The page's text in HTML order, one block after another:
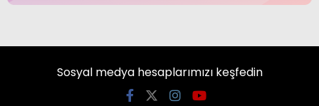
Sosyal medya hesaplarımızı keşfedin